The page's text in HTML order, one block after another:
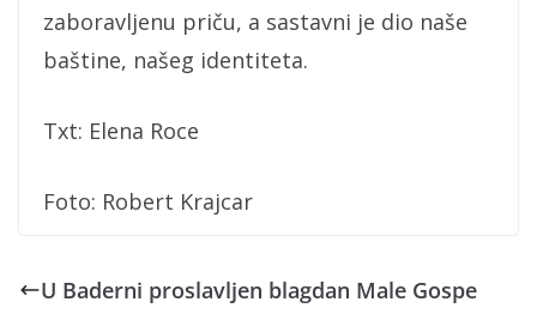
zaboravljenu priču, a sastavni je dio naše
baštine, našeg identiteta.
Txt: Elena Roce
Foto: Robert Krajcar
U Baderni proslavljen blagdan Male Gospe